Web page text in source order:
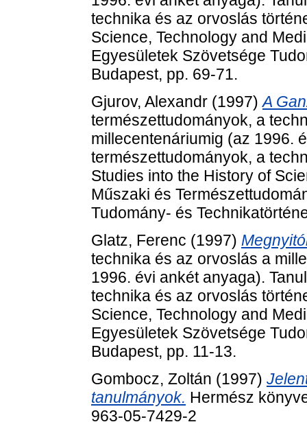
technika és az orvoslás
Science, Technology and
Egyesületek Szövetsége
Budapest, pp. 69-71.
Gjurov, Alexandr (1997)A
természettudományok, a
millecentenáriumig (az 1996.
természettudományok, a
Studies into the History of
Műszaki és
Tudomány- és
Glatz, Ferenc (1997)
technika és az orvoslás a
1996. évi ankét anyaga).
technika és az orvoslás
Science, Technology and
Egyesületek Szövetsége
Budapest, pp. 11-13.
Gombocz, Zoltán (1997)
tanulmányok. Hermész
963-05-7429-2